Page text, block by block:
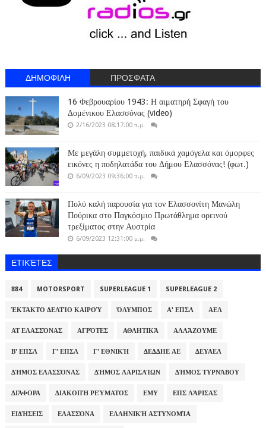
ΔΗΜΟΦΙΛΗ ΠΡΟΣΦΑΤΑ
16 Φεβρουαρίου 1943: Η αιματηρή Σφαγή του
Δομένικου Ελασσόνας (video)
2/16/2023 08:17:00 π.μ.
Με μεγάλη συμμετοχή, παιδικά χαμόγελα και όμορφες
εικόνες η ποδηλατάδα του Δήμου Ελασσόνας! (φωτ.)
6/09/2023 09:36:00 π.μ.
Πολύ καλή παρουσία για τον Ελασσονίτη Μανώλη
Πούρικα στο Παγκόσμιο Πρωτάθλημα ορεινού
τρεξίματος στην Αυστρία
6/09/2023 12:31:00 μ.μ.
ΕΤΙΚΈΤΕΣ
884 MOTORSPORT SUPERLEAGUE 1 SUPERLEAGUE 2
ΈΚΤΑΚΤΟ ΔΕΛΤΊΟ ΚΑΙΡΟΎ ΌΛΥΜΠΟΣ Α' ΕΠΣΛ ΑΕΛ
ΑΤ ΕΛΑΣΣΌΝΑΣ ΑΓΡΌΤΕΣ ΑΘΛΗΤΙΚΆ ΑΛΛΆΖΟΥΜΕ
Β' ΕΠΣΛ Γ' ΕΠΣΛ Γ' ΕΘΝΙΚΉ ΔΕΔΔΗΕ ΑΕ ΔΕΥΑΕΛ
ΔΉΜΟΣ ΕΛΑΣΣΌΝΑΣ ΔΉΜΟΣ ΛΑΡΙΣΑΊΩΝ ΔΉΜΟΣ ΤΥΡΝΆΒΟΥ
ΔΙΆΦΟΡΑ ΔΙΑΚΟΠΉ ΡΕΎΜΑΤΟΣ ΕΜΥ ΕΠΣ ΛΆΡΙΣΑΣ
ΕΙΔΉΣΕΙΣ ΕΛΑΣΣΌΝΑ ΕΛΛΗΝΙΚΉ ΑΣΤΥΝΟΜΊΑ